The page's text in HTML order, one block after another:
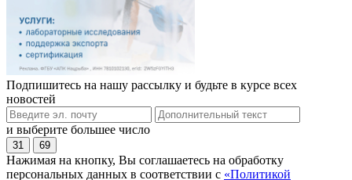
Подпишитесь на нашу рассылку и будьте в курсе всех
новостей
и выберите большее число
31 69
Нажимая на кнопку, Вы соглашаетесь на обработку
персональных данных в соответствии с «Политикой